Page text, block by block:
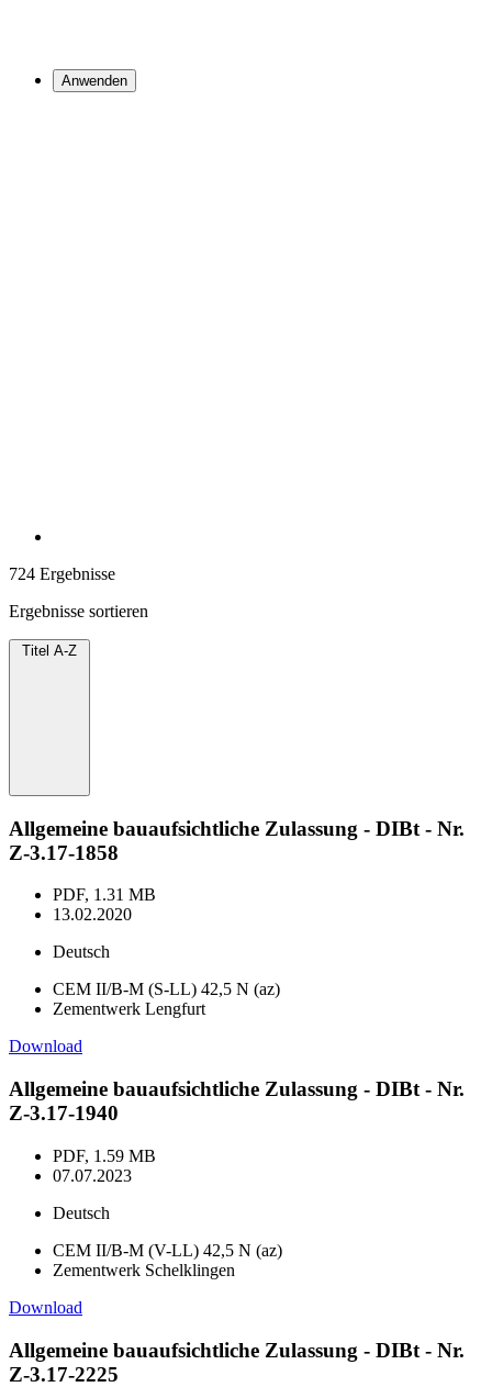
724 Ergebnisse
Ergebnisse sortieren
Titel A-Z
Allgemeine bauaufsichtliche Zulassung - DIBt - Nr.
Z-3.17-1858
PDF, 1.31 MB
13.02.2020
Deutsch
CEM II/B-M (S-LL) 42,5 N (az)
Zementwerk Lengfurt
Download
Allgemeine bauaufsichtliche Zulassung - DIBt - Nr.
Z-3.17-1940
PDF, 1.59 MB
07.07.2023
Deutsch
CEM II/B-M (V-LL) 42,5 N (az)
Zementwerk Schelklingen
Download
Allgemeine bauaufsichtliche Zulassung - DIBt - Nr.
Z-3.17-2225